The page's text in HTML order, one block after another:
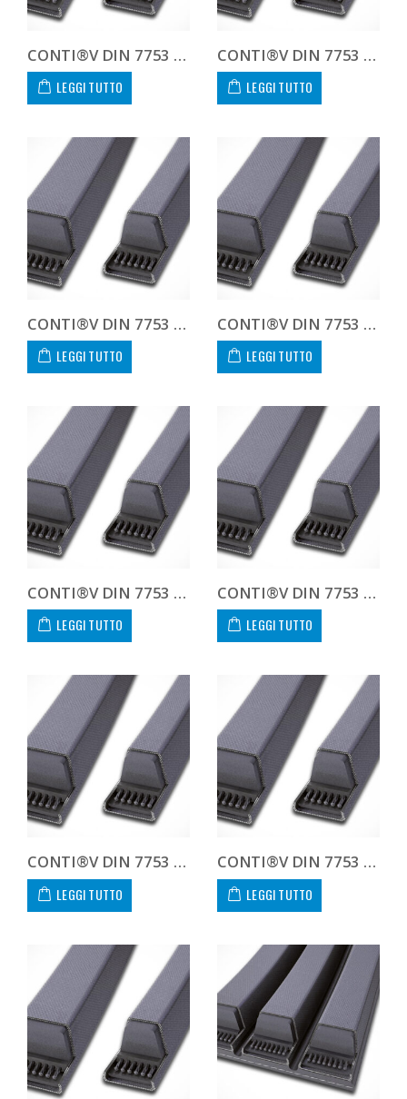
CONTI®V DIN 7753 8V3150 8V 3150
LEGGI TUTTO
CONTI®V DIN 7753 8V3350 8V 3350
LEGGI TUTTO
CONTI®V DIN 7753 8V3550 8V 3550
LEGGI TUTTO
CONTI®V DIN 7753 8V3750 8V 3750
LEGGI TUTTO
CONTI®V DIN 7753 8V4000 8V 4000
LEGGI TUTTO
CONTI®V DIN 7753 8V4250 8V 4250
LEGGI TUTTO
CONTI®V DIN 7753 8V4500 8V 4500
LEGGI TUTTO
CONTI®V DIN 7753 8V4750 8V 4750
LEGGI TUTTO